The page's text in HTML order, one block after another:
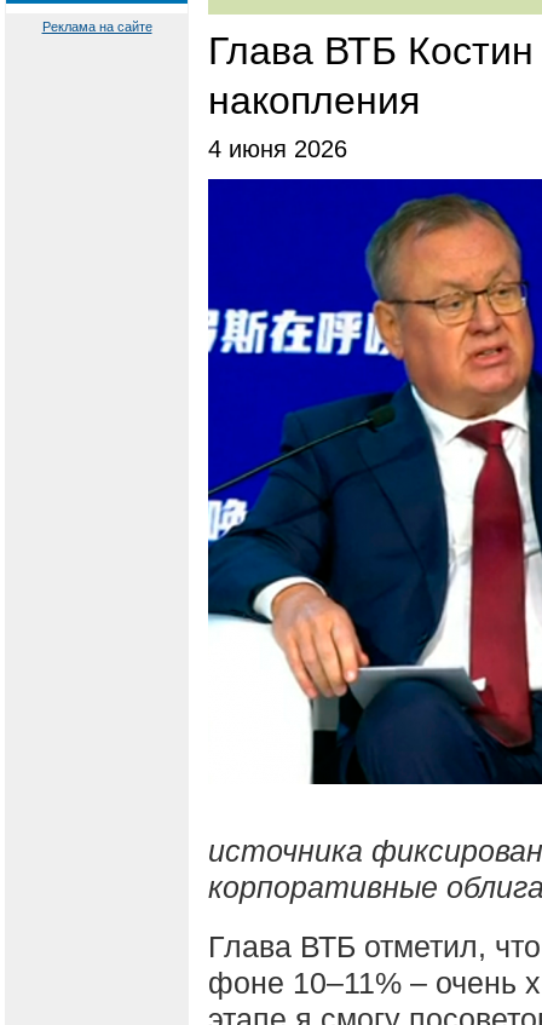
Реклама на сайте
Глава ВТБ Костин
накопления
4 июня 2026
источника
корпоративные
Глава ВТБ отметил,
фоне 10–11% – очень